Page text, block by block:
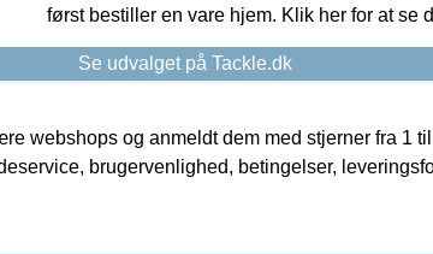
først bestiller en vare hjem. Klik her for at se
Se udvalget på Tackle.dk
webshops og anmeldt dem med stjerner fra 1
brugervenlighed, betingelser,